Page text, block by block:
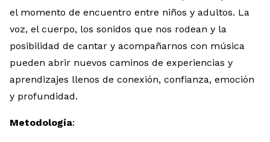
el momento de encuentro entre niños y adultos. La
voz, el cuerpo, los sonidos que nos rodean y la
posibilidad de cantar y acompañarnos con música
pueden abrir nuevos caminos de experiencias y
aprendizajes llenos de conexión, confianza, emoción
y profundidad.
Metodología: